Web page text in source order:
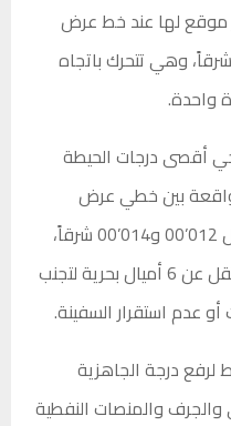
موقع لها عند خط عرض
34’49 شمالاً وخط طول 013’21 شرقاً، وهي تتحرك باتجاه
واحدة.
أقصى درجات الحيطة
بين خطي عرض
34’00 و35’30 شمالاً وخطي طول 012’00 و014’00 شرقاً،
مع الحفاظ على مسافة أمان لا تقل عن 6 أميال بحرية لتجنب
عدم استقرار السفينة.
درجة الجاهزية
والجرف والمنصات النفطية